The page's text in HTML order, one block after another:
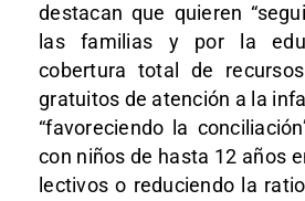
destacan que quieren
las familias y por la
cobertura total de
gratuitos de atención a la
“favoreciendo la
con niños de hasta 12 años
lectivos o reduciendo la